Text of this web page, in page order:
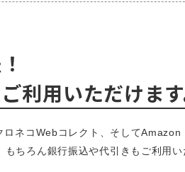
利用いただけます
ネコWebコレクト、そして
ちろん銀行振込や代引きもご利用い